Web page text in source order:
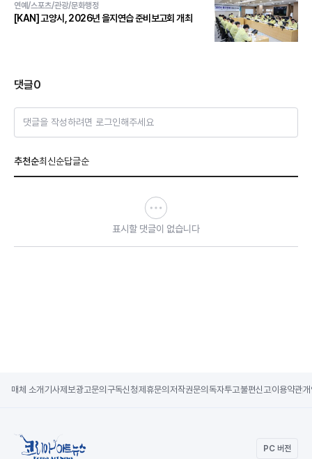
연예/스포츠/관광/문화행정
[KAN] 고양시, 2026년 을지연습 준비보고회 개최
댓글0
댓글을 작성하려면 로그인해주세요
추천순최신순답글순
표시할 댓글이 없습니다
매체 소개 기사제보광고문의 구독신청제휴문의 저작권문의 독자투고불편신고이용약관
PC 버전